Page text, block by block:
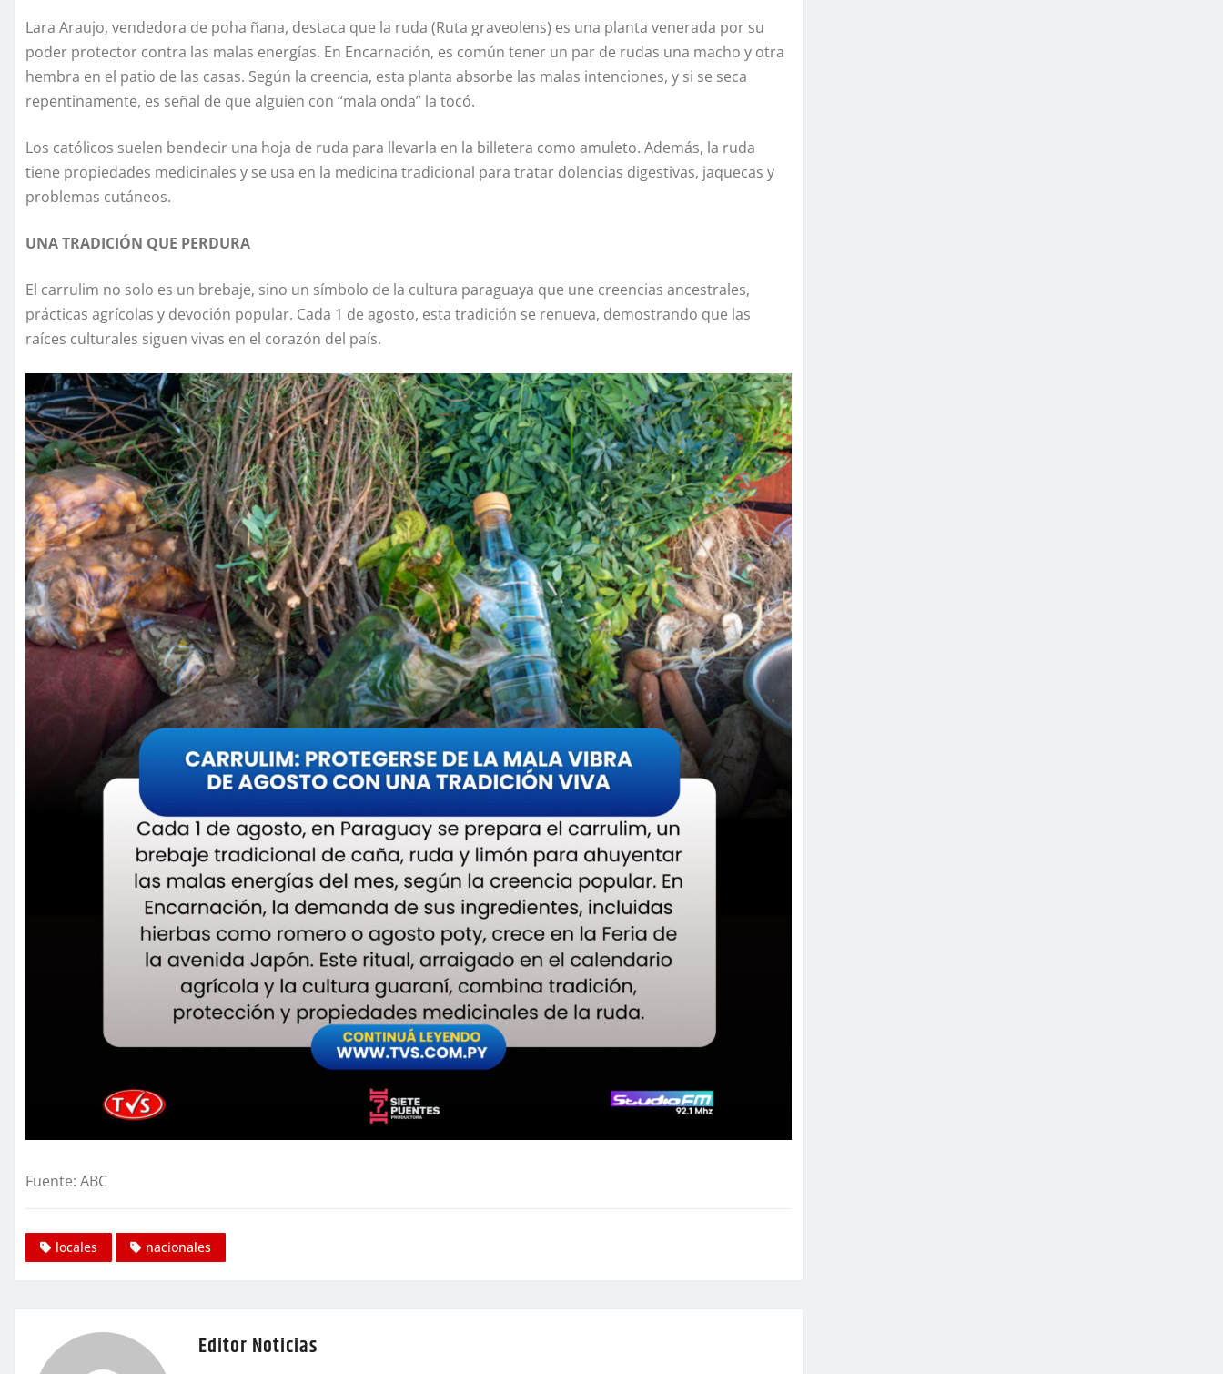
Lara Araujo, vendedora de poha ñana, destaca que la ruda (Ruta graveolens) es una planta venerada por su
poder protector contra las malas energías. En Encarnación, es común tener un par de rudas una macho y otra
hembra en el patio de las casas. Según la creencia, esta planta absorbe las malas intenciones, y si se seca
repentinamente, es señal de que alguien con “mala onda” la tocó.
Los católicos suelen bendecir una hoja de ruda para llevarla en la billetera como amuleto. Además, la ruda
tiene propiedades medicinales y se usa en la medicina tradicional para tratar dolencias digestivas, jaquecas y
problemas cutáneos.
UNA TRADICIÓN QUE PERDURA
El carrulim no solo es un brebaje, sino un símbolo de la cultura paraguaya que une creencias ancestrales,
prácticas agrícolas y devoción popular. Cada 1 de agosto, esta tradición se renueva, demostrando que las
raíces culturales siguen vivas en el corazón del país.
Fuente: ABC
locales nacionales
Editor Noticias